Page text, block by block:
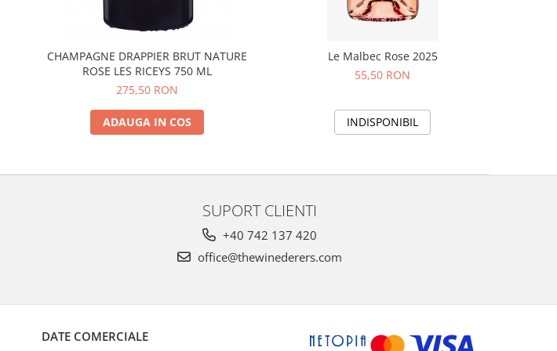
CHAMPAGNE DRAPPIER BRUT NATURE
ROSE LES RICEYS 750 ML
275,50 RON
ADAUGA IN COS
Le Malbec Rose 2025
55,50 RON
INDISPONIBIL
SUPORT CLIENTI
+40 742 137 420
office@thewinederers.com
DATE COMERCIALE